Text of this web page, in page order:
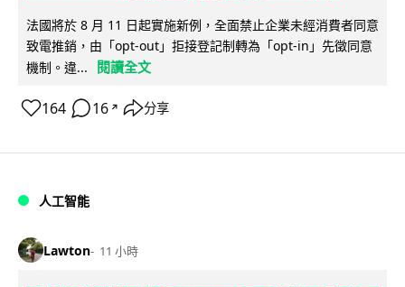
法國將於 8 月 11 日起實施新例，全面禁止企業未經消費者同意
致電推銷，由「opt-out」拒接登記制轉為「opt-in」先徵同意
機制。違...
閱讀全文
164 16 ↗ 分享
人工智能
Lawton 11 小時